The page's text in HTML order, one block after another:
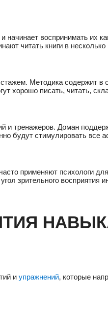
начинает воспринимать их
читать книги в
Методика содержит в
хорошо писать, читать,
тренажеров. Доман
будут стимулировать все
применяют психологи
зрительного восприятия
и упражнений, которые